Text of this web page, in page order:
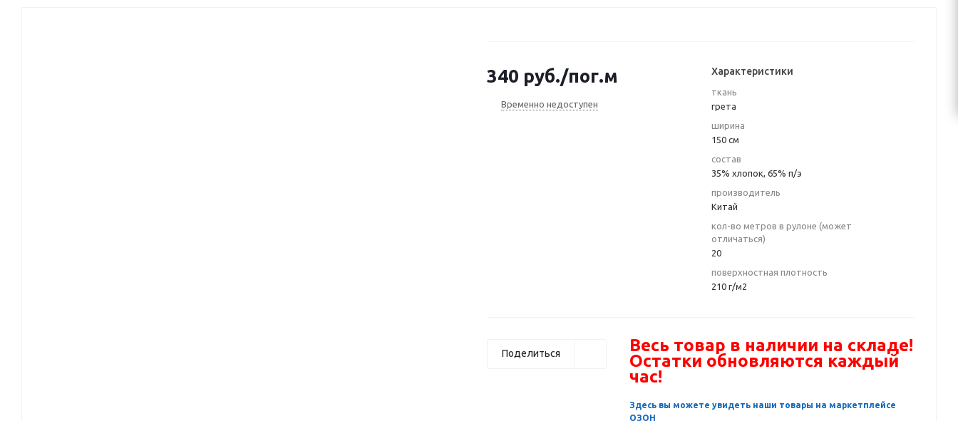
340 руб./пог.м
Временно недоступен
Характеристики
ткань
грета
ширина
150 см
состав
35% хлопок, 65% п/э
производитель
Китай
кол-во метров в рулоне (может
отличаться)
20
поверхностная плотность
210 г/м2
Поделиться
Весь товар в наличии на складе!
Остатки обновляются каждый
час!
Здесь вы можете увидеть наши товары на маркетплейсе
ОЗОН